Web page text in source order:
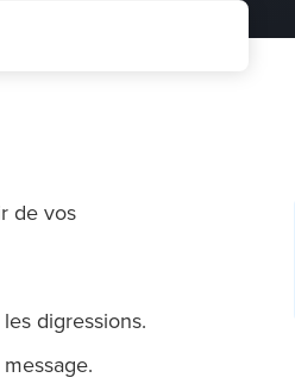
de vos
digressions.